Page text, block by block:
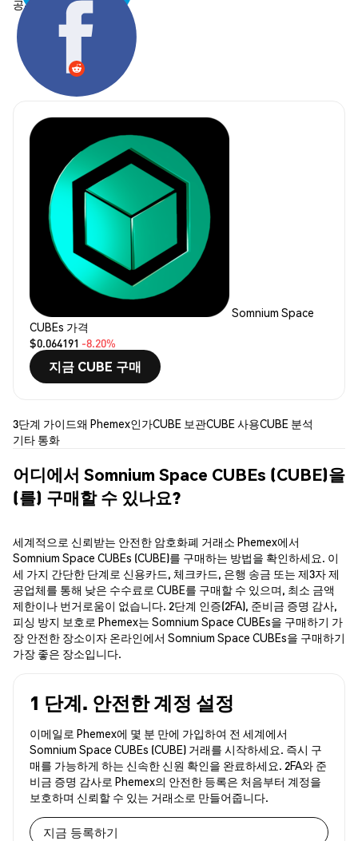
공유하기:
Somnium Space
CUBEs 가격
$0.064191 -8.20%
지금 CUBE 구매
3단계 가이드왜 Phemex인가CUBE 보관CUBE 사용CUBE 분석
기타 통화
어디에서 Somnium Space CUBEs (CUBE)을
(를) 구매할 수 있나요?
세계적으로 신뢰받는 안전한 암호화폐 거래소 Phemex에서
Somnium Space CUBEs (CUBE)를 구매하는 방법을 확인하세요. 이
세 가지 간단한 단계로 신용카드, 체크카드, 은행 송금 또는 제3자 제
공업체를 통해 낮은 수수료로 CUBE를 구매할 수 있으며, 최소 금액
제한이나 번거로움이 없습니다. 2단계 인증(2FA), 준비금 증명 감사,
피싱 방지 보호로 Phemex는 Somnium Space CUBEs을 구매하기 가
장 안전한 장소이자 온라인에서 Somnium Space CUBEs을 구매하기
가장 좋은 장소입니다.
1 단계. 안전한 계정 설정
이메일로 Phemex에 몇 분 만에 가입하여 전 세계에서
Somnium Space CUBEs (CUBE) 거래를 시작하세요. 즉시 구
매를 가능하게 하는 신속한 신원 확인을 완료하세요. 2FA와 준
비금 증명 감사로 Phemex의 안전한 등록은 처음부터 계정을
보호하며 신뢰할 수 있는 거래소로 만들어줍니다.
지금 등록하기